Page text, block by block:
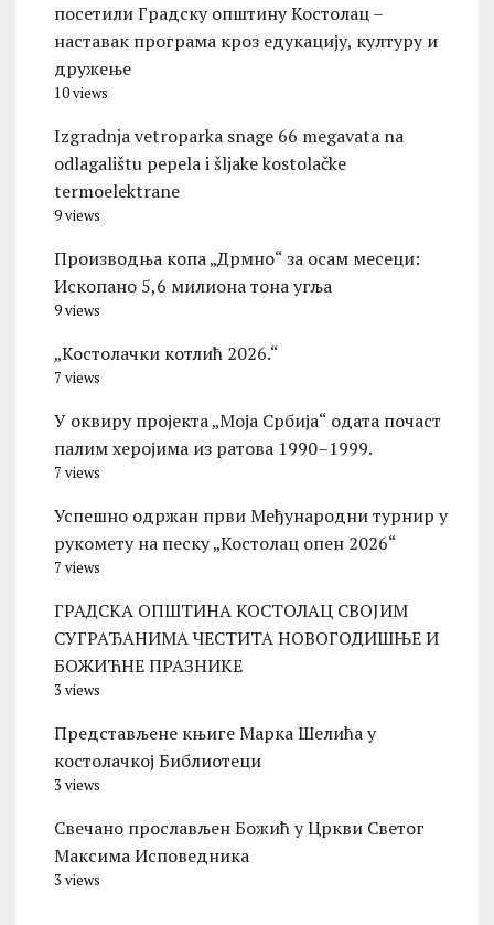
посетили Градску општину Костолац –
наставак програма кроз едукацију, културу и
дружење
10 views
Izgradnja vetroparka snage 66 megavata na
odlagalištu pepela i šljake kostolačke
termoelektrane
9 views
Производња копа „Дрмно“ за осам месеци:
Ископано 5,6 милиона тона угља
9 views
„Костолачки котлић 2026.“
7 views
У оквиру пројекта „Моја Србија“ одата почаст
палим херојима из ратова 1990–1999.
7 views
Успешно одржан први Међународни турнир у
рукомету на песку „Костолац опен 2026“
7 views
ГРАДСКА ОПШТИНА КОСТОЛАЦ СВОЈИМ
СУГРАЂАНИМА ЧЕСТИТА НОВОГОДИШЊЕ И
БОЖИЋНЕ ПРАЗНИКЕ
3 views
Представљене књиге Марка Шелића у
костолачкој Библиотеци
3 views
Свечано прослављен Божић у Цркви Светог
Максима Исповедника
3 views